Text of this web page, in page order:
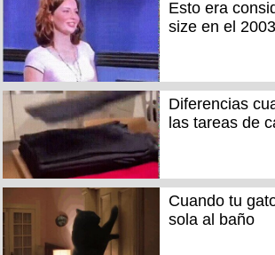
Esto era
size en el
Diferencias
las tareas de
Cuando tu
sola al baño